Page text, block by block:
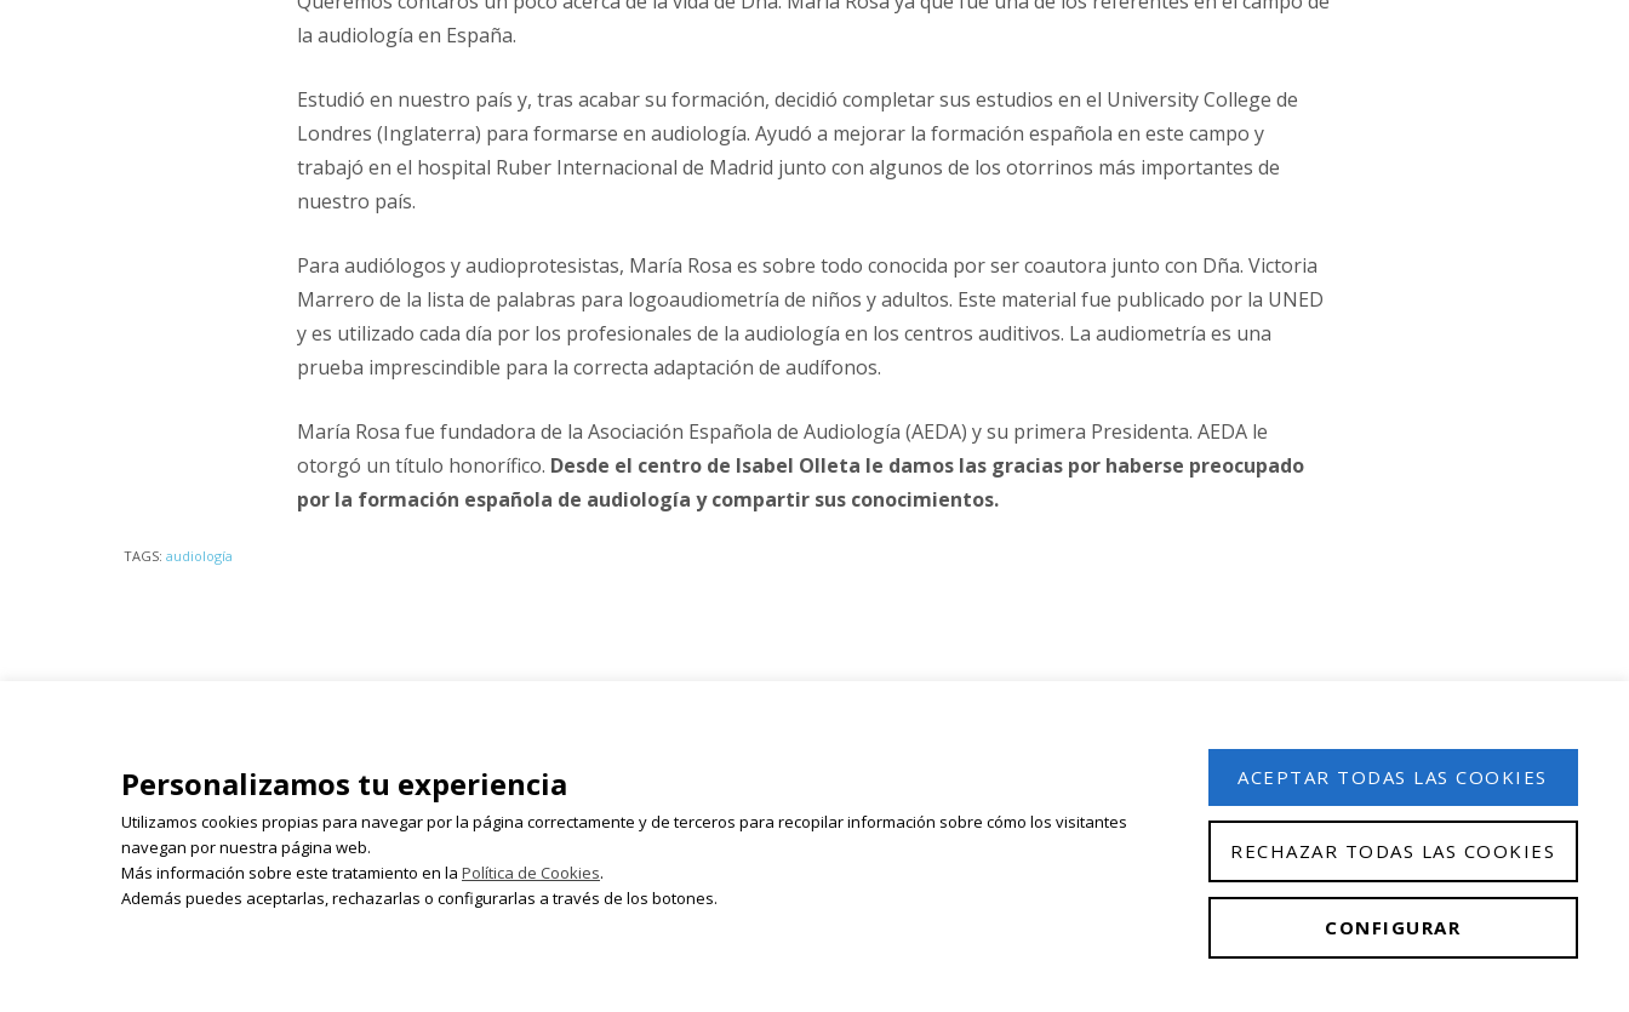
la audiología en España.
Estudió en nuestro país y, tras acabar su formación, decidió completar sus estudios en el University College de
Londres (Inglaterra) para formarse en audiología. Ayudó a mejorar la formación española en este campo y
trabajó en el hospital Ruber Internacional de Madrid junto con algunos de los otorrinos más importantes de
nuestro país.
Para audiólogos y audioprotesistas, María Rosa es sobre todo conocida por ser coautora junto con Dña. Victoria
Marrero de la lista de palabras para logoaudiometría de niños y adultos. Este material fue publicado por la UNED
y es utilizado cada día por los profesionales de la audiología en los centros auditivos. La audiometría es una
prueba imprescindible para la correcta adaptación de audífonos.
María Rosa fue fundadora de la Asociación Española de Audiología (AEDA) y su primera Presidenta. AEDA le
otorgó un título honorífico. Desde el centro de Isabel Olleta le damos las gracias por haberse preocupado
por la formación española de audiología y compartir sus conocimientos.
TAGS: audiología
26003 Logroño
941 243 855 | 618 522 655 | 628 054 050
isabelolleta@centroisabelolleta.com
Registrate en nuestro boletín de noticias
Personalizamos tu experiencia
Utilizamos cookies propias para navegar por la página correctamente y de terceros para recopilar información sobre cómo los visitantes
navegan por nuestra página web.
Más información sobre este tratamiento en la Política de Cookies.
Además puedes aceptarlas, rechazarlas o configurarlas a través de los botones.
ACEPTAR TODAS LAS COOKIES
RECHAZAR TODAS LAS COOKIES
CONFIGURAR